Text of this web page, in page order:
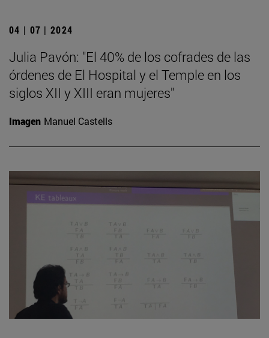
04 | 07 | 2024
Julia Pavón: "El 40% de los cofrades de las
órdenes de El Hospital y el Temple en los
siglos XII y XIII eran mujeres"
Imagen Manuel Castells